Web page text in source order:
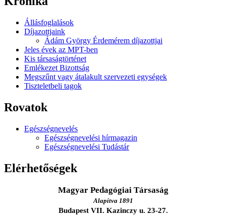
Állásfoglalások
Díjazottjaink
Ádám György Érdemérem díjazottjai
Jeles évek az MPT-ben
Kis társaságtörténet
Emlékezet Bizottság
Megszűnt vagy átalakult szervezeti egységek
Tiszteletbeli tagok
Rovatok
Egészségnevelés
Egészségnevelési hírmagazin
Egészségnevelési Tudástár
Elérhetőségek
Magyar Pedagógiai Társaság
Alapítva 1891
Budapest VII. Kazinczy u. 23-27.